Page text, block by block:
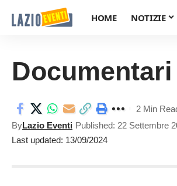
HOME NOTIZIE
Last updated: 13/09/2024
ByLazio Eventi Published: 22 Settembre
2 Min